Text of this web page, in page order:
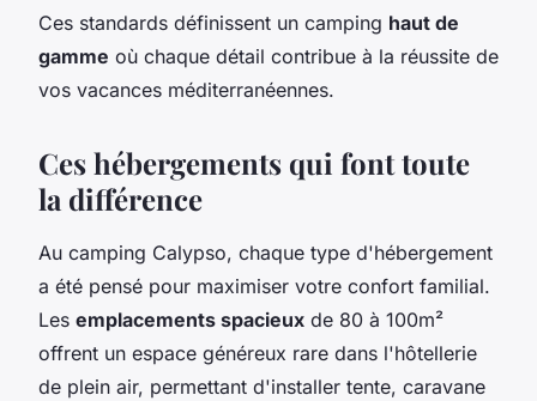
Ces standards définissent un camping haut de
gamme où chaque détail contribue à la réussite de
vos vacances méditerranéennes.
Ces hébergements qui font toute
la différence
Au camping Calypso, chaque type d'hébergement
a été pensé pour maximiser votre confort familial.
Les emplacements spacieux de 80 à 100m²
offrent un espace généreux rare dans l'hôtellerie
de plein air, permettant d'installer tente, caravane